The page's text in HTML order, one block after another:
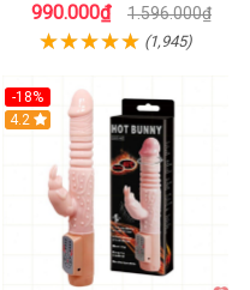
990.000₫ 1.596.000₫
(1,945)
-18%
Hot
4.2